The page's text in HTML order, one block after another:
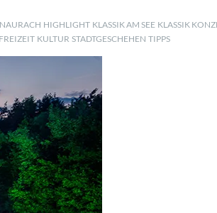
HIGHLIGHT KLASSIK AM SEE KLASSIK
FREIZEIT KULTUR STADTGESCHEHEN TIPPS